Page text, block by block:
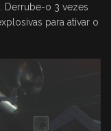
Derrube-o 3 vezes
para ativar o